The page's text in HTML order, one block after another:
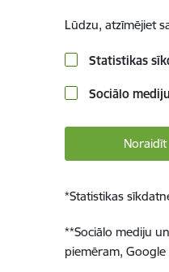
Lūdzu, atzīmējiet
Statistikas
Sociālo
Noraidīt
*Statistikas
**Sociālo mediju
piemēram,